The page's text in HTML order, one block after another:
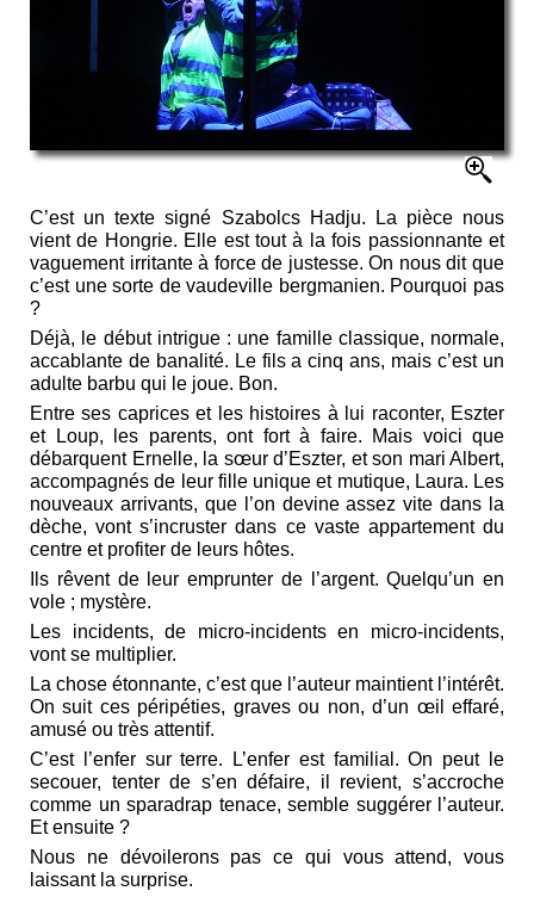
C’est un texte signé Szabolcs Hadju. La pièce nous
vient de Hongrie. Elle est tout à la fois passionnante et
vaguement irritante à force de justesse. On nous dit que
c’est une sorte de vaudeville bergmanien. Pourquoi pas
?
Déjà, le début intrigue : une famille classique, normale,
accablante de banalité. Le fils a cinq ans, mais c’est un
adulte barbu qui le joue. Bon.
Entre ses caprices et les histoires à lui raconter, Eszter
et Loup, les parents, ont fort à faire. Mais voici que
débarquent Ernelle, la sœur d’Eszter, et son mari Albert,
accompagnés de leur fille unique et mutique, Laura. Les
nouveaux arrivants, que l’on devine assez vite dans la
dèche, vont s’incruster dans ce vaste appartement du
centre et profiter de leurs hôtes.
Ils rêvent de leur emprunter de l’argent. Quelqu’un en
vole ; mystère.
Les incidents, de micro-incidents en micro-incidents,
vont se multiplier.
La chose étonnante, c’est que l’auteur maintient l’intérêt.
On suit ces péripéties, graves ou non, d’un œil effaré,
amusé ou très attentif.
C’est l’enfer sur terre. L’enfer est familial. On peut le
secouer, tenter de s’en défaire, il revient, s’accroche
comme un sparadrap tenace, semble suggérer l’auteur.
Et ensuite ?
Nous ne dévoilerons pas ce qui vous attend, vous
laissant la surprise.